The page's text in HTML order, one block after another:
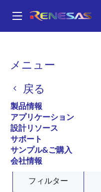
ン
メニュー
戻る
製品情報
アプリケーション
設計リソース
サポート
サンプル&ご購入
会社情報
パ
く
ず
パワー & パワ
プロダクト
ッドステー
製品ツリー
Close
product
tree
menu
Open
product
tree
menuフィルター